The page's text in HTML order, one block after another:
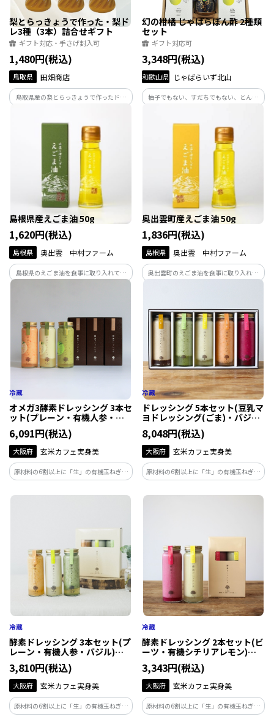
梨とらっきょうで作った・梨ド
レ3種（3本）詰合せギフト
ギフト対応・手さげ封入可
1,480円(税込)
鳥取県 田畑商店
鳥取県産の梨とらっきょうで作ったドレ
レ」で、和洋問わず食卓を華やかに。専
用ギフトBOXに入れてお届けします。
幻の柑橘 じゃばらぽん酢 2種類
セット
ギフト対応可
3,348円(税込)
和歌山県 じゃばらいず北山
柚子でもない、すだちでもない、とんで
ごと使用したじゃばらぽん酢2種類セッ
ト。じゃばらの魅力を存分に味わえる調
味料です。
島根県産えごま油 50g
1,620円(税込)
島根県 奥出雲 中村ファーム
島根県のえごま油を食事に取り入れてみ
奥出雲町産えごま油 50g
1,836円(税込)
島根県 奥出雲 中村ファーム
奥出雲町のえごま油を食事に取り入れて
オメガ3酵素ドレッシング 3本セ
ット(プレーン・有機人参・バ
ジル) 200ml 3本
6,091円(税込)
大阪府 玄米カフェ実身美
原材料の6割以上に「生」の有機玉ねぎを
使用。生の野菜や果物が持つ、繊細な香
りや味わいを生かし、非加熱製法にこだ
ドレッシング 5本セット(豆乳マ
ヨドレッシング(ごま)・バジ
ル・有機シチリアレモン・有機
人参・ビーツ) 200ml 5本
8,048円(税込)
大阪府 玄米カフェ実身美
原材料の6割以上に「生」の有機玉ねぎを
使用。非加熱製法にこだわっておつくり
した保存料・着色料不使用のドレッシン
酵素ドレッシング 3本セット(プ
レーン・有機人参・バジル)
200ml 3本
3,810円(税込)
大阪府 玄米カフェ実身美
原材料の6割以上に「生」の有機玉ねぎを
使用。生の野菜や果物が持つ、繊細な香
酵素ドレッシング 2本セット(ビ
ーツ・有機シチリアレモン)
200ml 2本
3,343円(税込)
大阪府 玄米カフェ実身美
原材料の6割以上に「生」の有機玉ねぎを
使用。生の野菜や果物が持つ、繊細な香